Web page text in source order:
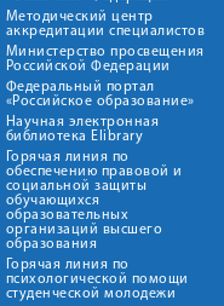
Методический центр
аккредитации специалистов
Министерство просвещения
Российской Федерации
Федеральный портал
«Российское образование»
Научная электронная
библиотека Elibrary
Горячая линия по
обеспечению правовой и
социальной защиты
обучающихся
образовательных
организаций высшего
образования
Горячая линия по
психологической помощи
студенческой молодежи